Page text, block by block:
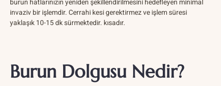
invaziv bir işlemdir. Cerrahi kesi gerektirmez ve işlem süresi
yaklaşık 10-15 dk sürmektedir. kısadır.
Burun Dolgusu Nedir?